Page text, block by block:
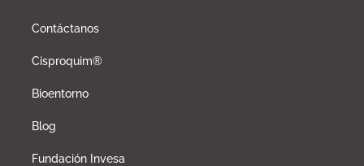
Contáctanos
Cisproquim®
Bioentorno
Blog
Fundación Invesa